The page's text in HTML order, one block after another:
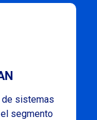
de sistemas
segmento